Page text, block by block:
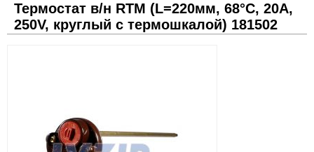
Термостат в/н RTM (L=220мм, 68°C, 20А,
250V, круглый с термошкалой) 181502